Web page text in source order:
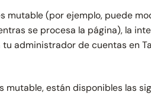
mutable (por ejemplo, puede
se procesa la página), la
administrador de cuentas en
mutable, están disponibles las